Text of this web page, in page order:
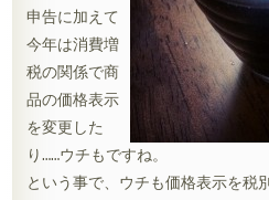
申告に加えて
今年は消費増
税の関係で商
品の価格表示
を変更した
り……ウチもですね。
という事で、ウチも価格表示を税